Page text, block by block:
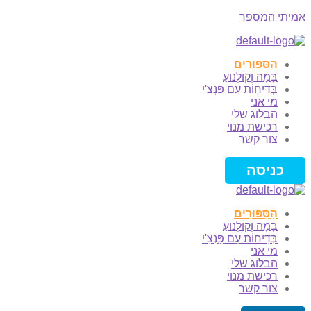
אמיתי המספר
Menu
הַסִּפּוּרִים
בָּמָה וְקוֹלְנוֹעַ
בְּדִיחוֹת עִם פַּנְצִ'י
מי אני
הבלוג שלי
רכישת מנוי
צור קשר
כניסה
הַסִּפּוּרִים
בָּמָה וְקוֹלְנוֹעַ
בְּדִיחוֹת עִם פַּנְצִ'י
מי אני
הבלוג שלי
רכישת מנוי
צור קשר